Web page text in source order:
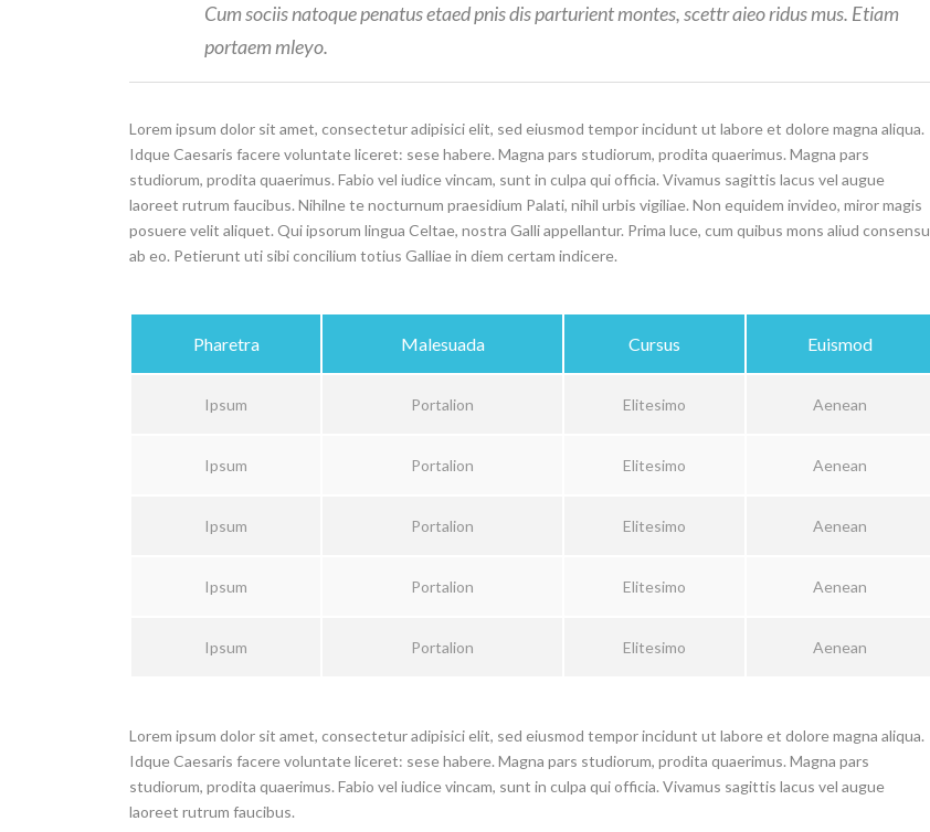
Cum sociis natoque penatus etaed pnis dis parturient montes, scettr aieo ridus mus. Etiam
portaem mleyo.
Lorem ipsum dolor sit amet, consectetur adipisici elit, sed eiusmod tempor incidunt ut labore et dolore magna aliqua.
Idque Caesaris facere voluntate liceret: sese habere. Magna pars studiorum, prodita quaerimus. Magna pars
studiorum, prodita quaerimus. Fabio vel iudice vincam, sunt in culpa qui officia. Vivamus sagittis lacus vel augue
laoreet rutrum faucibus. Nihilne te nocturnum praesidium Palati, nihil urbis vigiliae. Non equidem invideo, miror magis
posuere velit aliquet. Qui ipsorum lingua Celtae, nostra Galli appellantur. Prima luce, cum quibus mons aliud consensu
ab eo. Petierunt uti sibi concilium totius Galliae in diem certam indicere.
Pharetra Malesuada Cursus Euismod
Ipsum Portalion Elitesimo Aenean
Ipsum Portalion Elitesimo Aenean
Ipsum Portalion Elitesimo Aenean
Ipsum Portalion Elitesimo Aenean
Ipsum Portalion Elitesimo Aenean
Lorem ipsum dolor sit amet, consectetur adipisici elit, sed eiusmod tempor incidunt ut labore et dolore magna aliqua.
Idque Caesaris facere voluntate liceret: sese habere. Magna pars studiorum, prodita quaerimus. Magna pars
studiorum, prodita quaerimus. Fabio vel iudice vincam, sunt in culpa qui officia. Vivamus sagittis lacus vel augue
laoreet rutrum faucibus.